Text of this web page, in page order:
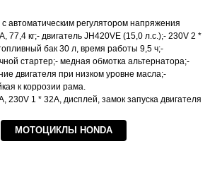
автоматическим регулятором напряжения
77,4 кг;- двигатель JH420VE (15,0 л.с.);- 230V 2 *
бак 30 л, время работы 9,5 ч;-
стартер;- медная обмотка альтернатора;-
двигателя при низком уровне масла;-
к коррозии рама.
230V 1 * 32A, дисплей, замок запуска двигателя
МОТОЦИКЛЫ HONDA